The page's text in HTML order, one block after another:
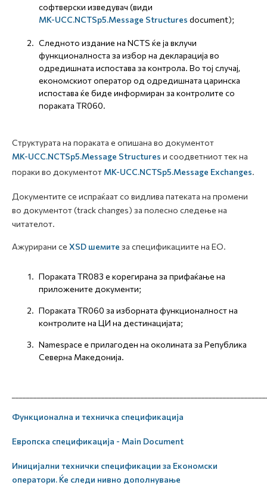
софтверски изведувач (види
MK-UCC.NCTSp5.Message Structures document);
Следното издание на NCTS ќе ја вклучи
функционалноста за избор на декларација во
одредишната испостава за контрола. Во тој случај,
економскиот оператор од одредишната царинска
испостава ќе биде информиран за контролите со
пораката TR060.
Структурата на пораката е опишана во документот
MK-UCC.NCTSp5.Message Structures и соодветниот тек на
пораки во документот MK-UCC.NCTSp5.Message Exchanges.
Документите се испраќаат со видлива патеката на промени
во документот (track changes) за полесно следење на
читателот.
Ажурирани се XSD шемите за спецификациите на ЕО.
Пораката TR083 е корегирана за прифаќање на
приложените документи;
Пораката TR060 за изборната функционалност на
контролите на ЦИ на дестинацијата;
Namespace е прилагоден на околината за Република
Северна Македонија.
Функционална и техничка спецификација
Европска спецификација - Main Document
Иницијални технички спецификации за Економски
оператори. Ќе следи нивно дополнување